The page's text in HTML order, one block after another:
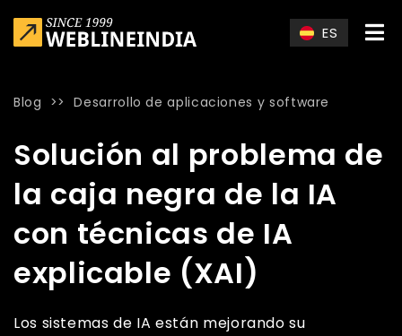
ES
Blog >>Desarrollo de aplicaciones y software
Solución al problema de
la caja negra de la IA
con técnicas de IA
explicable (XAI)
Los sistemas de IA están mejorando su